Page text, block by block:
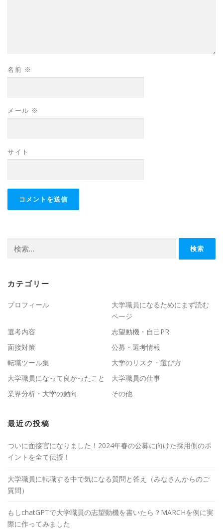
名前 ※
メール ※
サイト
索:
カテゴリー
プロフィール
大学職員になるためにまず読む
ページ
選考内容
志望動機・自己PR
面接対策
公募・選考情報
転職ツール集
大学のリスク・選び方
大学職員になって良かったこと
大学職員の仕事
業界分析・大学の動向
その他
最近の投稿
ついに面接官になりました！2024年春の公募に向けた採用側のポ
イントを全て伝授！
大学職員に転職する中で気になる質問と答え（みなさんからのご
質問）
もしchatGPTで大学職員の志望動機を書いたら？MARCHを例に実
際に作ってみました